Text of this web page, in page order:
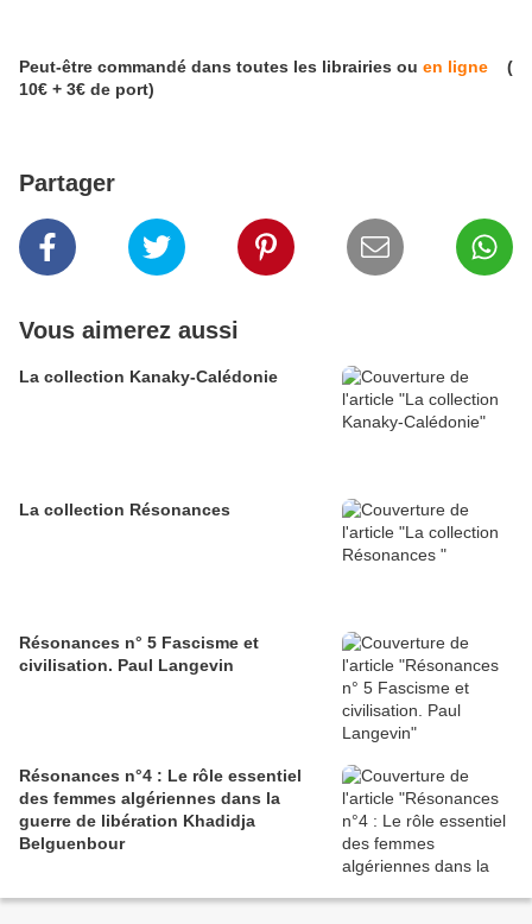
Peut-être commandé dans toutes les librairies ou en ligne
(
10€ + 3€ de port)
Partager
Vous aimerez aussi
La collection Kanaky-Calédonie
La collection Résonances
Résonances n° 5 Fascisme et
civilisation. Paul Langevin
Résonances n°4 : Le rôle essentiel
des femmes algériennes dans la
guerre de libération Khadidja
Belguenbour